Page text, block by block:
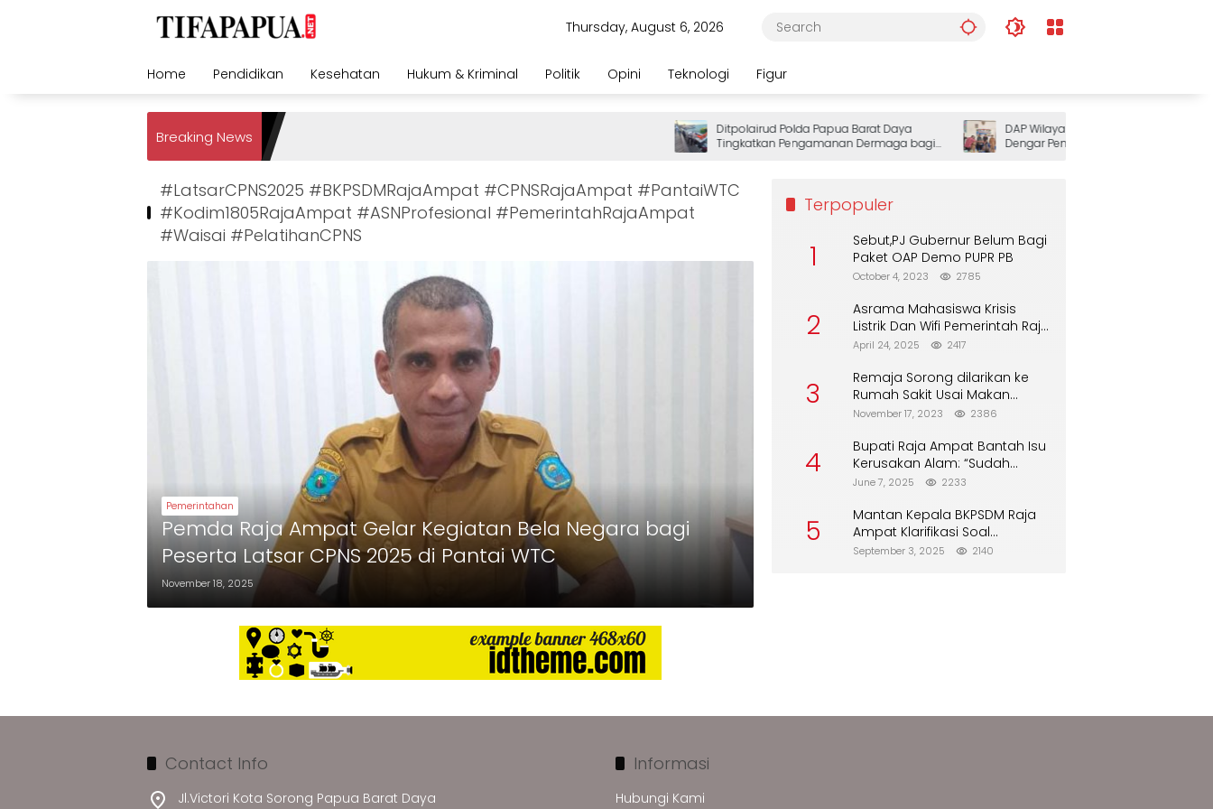
Thursday, August 6, 2026
Home Pendidikan Kesehatan Hukum & Kriminal Politik Opini Teknologi Figur
Breaking News
Ditpolairud Polda Papua Barat Daya
Tingkatkan Pengamanan Dermaga bagi
Wisatawan
DAP Wilayah III Doberay Gelar Rapat
Dengar Pendapat, Perkuat Sinergi
Pemerintah dan Masyarakat Adat
#LatsarCPNS2025 #BKPSDMRajaAmpat #CPNSRajaAmpat #PantaiWTC
#Kodim1805RajaAmpat #ASNProfesional #PemerintahRajaAmpat
#Waisai #PelatihanCPNS
Pemerintahan
Pemda Raja Ampat Gelar Kegiatan Bela Negara bagi
Peserta Latsar CPNS 2025 di Pantai WTC
November 18, 2025
Terpopuler
1
Sebut,PJ Gubernur Belum Bagi
Paket OAP Demo PUPR PB
October 4, 2023 2785
2
Asrama Mahasiswa Krisis
Listrik Dan Wifi Pemerintah Raja
Ampat Alasan Tunggu DPA
April 24, 2025 2417
3
Remaja Sorong dilarikan ke
Rumah Sakit Usai Makan
Biskuit dari Alfamart
November 17, 2023 2386
4
Bupati Raja Ampat Bantah Isu
Kerusakan Alam: “Sudah
Direboisasi dan Tidak Merusak
June 7, 2025 2233
5
Mantan Kepala BKPSDM Raja
Ampat Klarifikasi Soal
Pergantian Jabatan
September 3, 2025 2140
Contact Info
Jl.Victori Kota Sorong Papua Barat Daya
Informasi
Hubungi Kami